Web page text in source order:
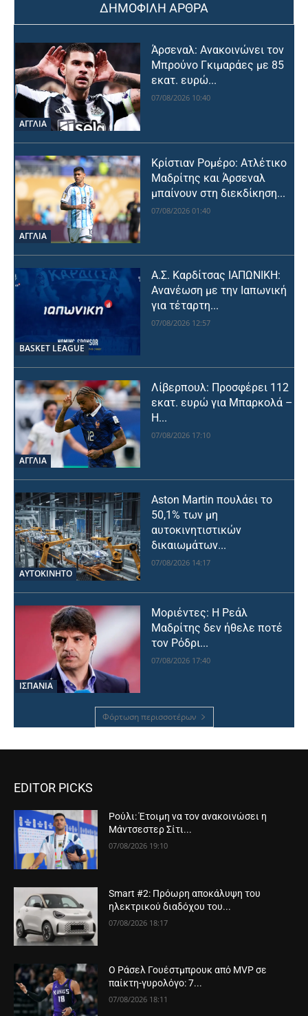
ΔΗΜΟΦΙΛΗ ΑΡΘΡΑ
ΑΓΓΛΙΑ
Άρσεναλ: Ανακοινώνει τον
Μπρούνο Γκιμαράες με 85
εκατ. ευρώ...
07/08/2026 10:40
ΑΓΓΛΙΑ
Κρίστιαν Ρομέρο: Ατλέτικο
Μαδρίτης και Άρσεναλ
μπαίνουν στη διεκδίκηση...
07/08/2026 01:40
BASKET LEAGUE
Α.Σ. Καρδίτσας ΙΑΠΩΝΙΚΗ:
Ανανέωση με την Ιαπωνική
για τέταρτη...
07/08/2026 12:57
ΑΓΓΛΙΑ
Λίβερπουλ: Προσφέρει 112
εκατ. ευρώ για Μπαρκολά –
Η...
07/08/2026 17:10
ΑΥΤΟΚΙΝΗΤΟ
Aston Martin πουλάει το
50,1% των μη
αυτοκινητιστικών
δικαιωμάτων...
07/08/2026 14:17
ΙΣΠΑΝΙΑ
Μοριέντες: Η Ρεάλ
Μαδρίτης δεν ήθελε ποτέ
τον Ρόδρι...
07/08/2026 17:40
Φόρτωση περισσοτέρων
EDITOR PICKS
Ρούλι: Έτοιμη να τον ανακοινώσει η
Μάντσεστερ Σίτι...
07/08/2026 19:10
Smart #2: Πρόωρη αποκάλυψη του
ηλεκτρικού διαδόχου του...
07/08/2026 18:17
Ο Ράσελ Γουέστμπρουκ από MVP σε
παίκτη-γυρολόγο: 7...
07/08/2026 18:11